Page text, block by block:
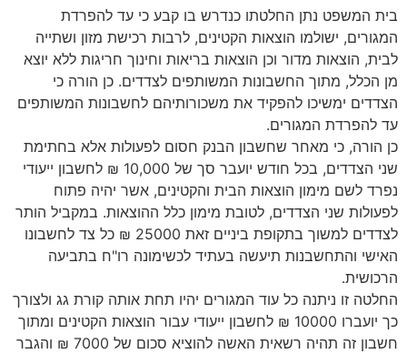
בית המשפט נתן החלטתו כנדרש בו קבע כי עד להפרדת
המגורים, ישולמו הוצאות הקטינים, לרבות רכישת מזון ושתייה
לבית, הוצאות מדור וכן הוצאות בריאות וחינוך חריגות ללא יוצא
מן הכלל, מתוך החשבונות המשותפים לצדדים. כן הורה כי
הצדדים ימשיכו להפקיד את משכורותיהם לחשבונות המשותפים
עד להפרדת המגורים.
כן הורה, כי מאחר שחשבון הבנק חסום לפעולות אלא בחתימת
שני הצדדים, בכל חודש יועבר סך של 10,000 ₪ לחשבון ייעודי
נפרד לשם מימון הוצאות הבית והקטינים, אשר יהיה פתוח
לפעולות שני הצדדים, לטובת מימון כלל ההוצאות. במקביל הותר
לצדדים למשוך בתקופת ביניים זאת 25000 ₪ כל צד לחשבונו
האישי והתחשבנות תיעשה בעתיד לכשימונה רו"ח בתביעה
הרכושית.
החלטה זו ניתנה כל עוד המגורים יהיו תחת אותה קורת גג ולצורך
כך יועברו 10000 ₪ לחשבון ייעודי עבור הוצאות הקטינים ומתוך
חשבון זה תהיה רשאית האשה להוציא סכום של 7000 ₪ והגבר